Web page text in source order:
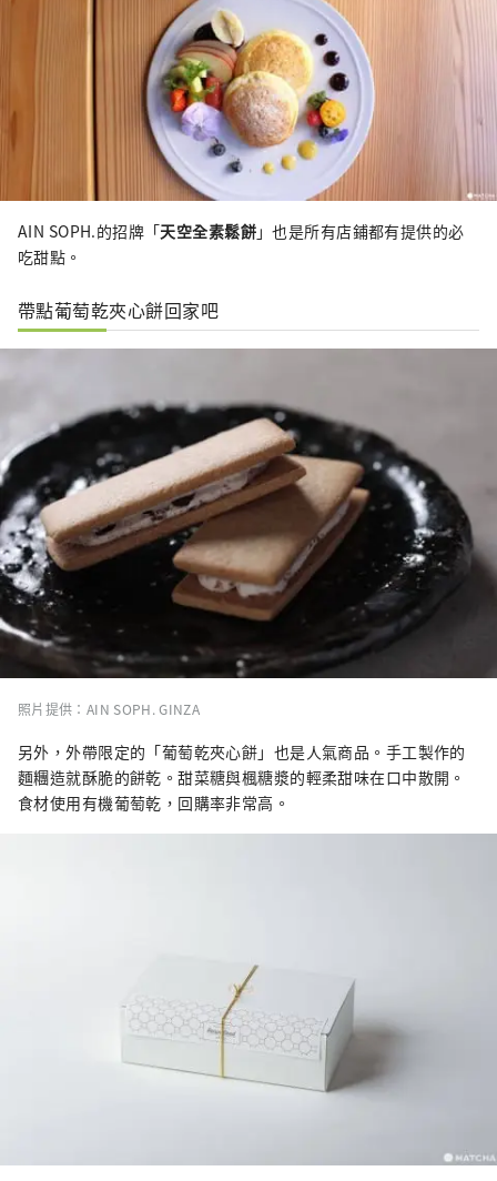
AIN SOPH.的招牌「天空全素鬆餅」也是所有店鋪都有提供的必
吃甜點。
帶點葡萄乾夾心餅回家吧
照片提供：AIN SOPH. GINZA
另外，外帶限定的「葡萄乾夾心餅」也是人氣商品。手工製作的
麵糰造就酥脆的餅乾。甜菜糖與楓糖漿的輕柔甜味在口中散開。
食材使用有機葡萄乾，回購率非常高。